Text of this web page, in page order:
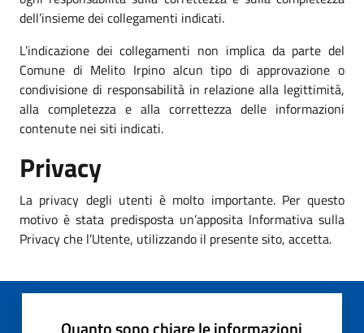
dell’insieme dei collegamenti indicati.
L’indicazione dei collegamenti non implica da parte del
Comune di Melito Irpino alcun tipo di approvazione o
condivisione di responsabilità in relazione alla legittimità,
alla completezza e alla correttezza delle informazioni
contenute nei siti indicati.
Privacy
La privacy degli utenti è molto importante. Per questo
motivo è stata predisposta un’apposita Informativa sulla
Privacy che l’Utente, utilizzando il presente sito, accetta.